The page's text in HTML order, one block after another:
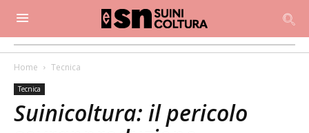
Home Tecnica
Tecnica
Suinicoltura: il pericolo